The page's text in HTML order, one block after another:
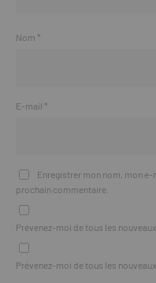
Nom *
E-mail *
Enregistrer mon nom, mon
prochain commentaire.
Prévenez-moi de tous les
Prévenez-moi de tous les